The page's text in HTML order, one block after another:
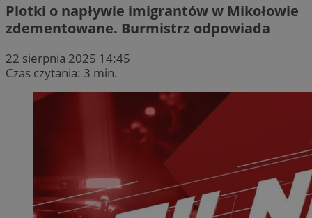
Plotki o napływie imigrantów w Mikołowie
zdementowane. Burmistrz odpowiada
22 sierpnia 2025 14:45
Czas czytania: 3 min.